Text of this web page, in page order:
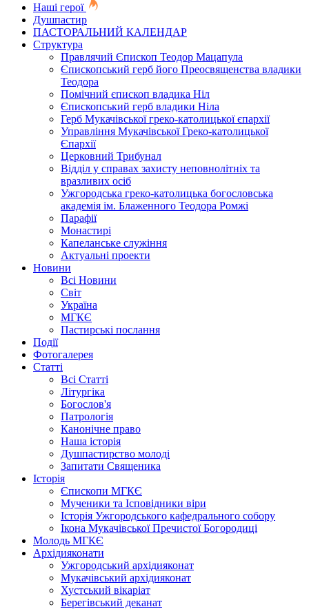
Наші герої
Душпастир
ПАСТОРАЛЬНИЙ КАЛЕНДАР
Структура
Правлячий Єпископ Теодор Мацапула
Єпископський герб його Преосвященства владики
Теодора
Помічний єпископ владика Ніл
Єпископський герб владики Ніла
Герб Мукачівської греко-католицької єпархії
Управління Мукачівської Греко-католицької
Єпархії
Церковний Трибунал
Відділ у справах захисту неповнолітніх та
вразливих осіб
Ужгородська греко-католицька богословська
академія ім. Блаженного Теодора Ромжі
Парафії
Монастирі
Капеланське служіння
Актуальні проекти
Новини
Всі Новини
Світ
Україна
МГКЄ
Пастирські послання
Події
Фотогалерея
Статті
Всі Статті
Літургіка
Богослов'я
Патрологія
Канонічне право
Наша історія
Душпастирство молоді
Запитати Священика
Історія
Єпископи МГКЄ
Мученики та Ісповідники віри
Історія Ужгородського кафедрального собору
Ікона Мукачівської Пречистої Богородиці
Молодь МГКЄ
Архідияконати
Ужгородський архідияконат
Мукачівський архідияконат
Хустський вікаріат
Берегівський деканат